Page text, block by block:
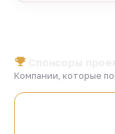
Компании, которые